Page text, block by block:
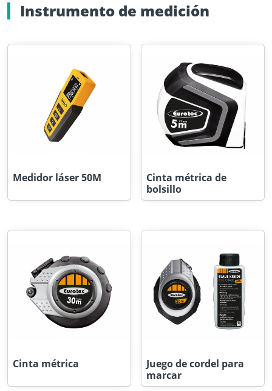
Instrumento de medición
Medidor láser 50M
Cinta métrica de
bolsillo
Cinta métrica
Juego de cordel para
marcar